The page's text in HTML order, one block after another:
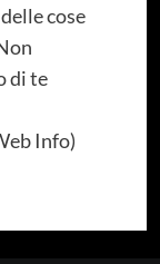
cose
di te
Info)